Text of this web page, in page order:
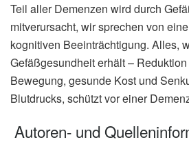
Teil aller Demenzen wird durch
mitverursacht, wir sprechen von
kognitiven Beeinträchtigung. Alles,
Gefäßgesundheit erhält –
Bewegung, gesunde Kost und
Blutdrucks, schützt vor einer
Autoren- und